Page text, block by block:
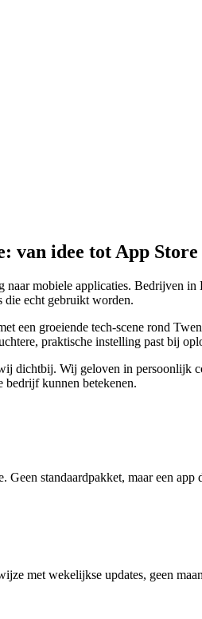
van idee tot App Store
mobiele applicaties. Bedrijven
die echt gebruikt worden.
een groeiende tech-scene rond
praktische instelling past bij
dichtbij. Wij geloven in persoonlijk
kunnen betekenen.
standaardpakket, maar een
met wekelijkse updates, geen